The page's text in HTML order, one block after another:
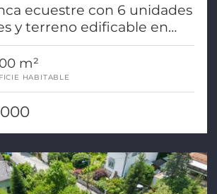
ecuestre con 6 unidades
y terreno edificable en
fantástica cerca del lago
m²
HABITABLE